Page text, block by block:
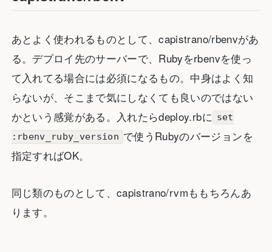
あとよく使われるものとして、capistrano/rbenvがあ
る。デプロイ先のサーバーで、Rubyをrbenvを使っ
て入れてる場合には必須になるもの。中身はよく知
らないが、そこまで気にしなくても良いのではない
かという感覚がある。入れたらdeploy.rbに set
:rbenv_ruby_version で使うRubyのバージョンを
指定すればOK。
同じ類のものとして、capistrano/rvmももちろんあ
ります。